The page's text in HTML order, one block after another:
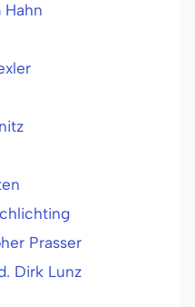
Hahn
Prasser
Dirk Lunz